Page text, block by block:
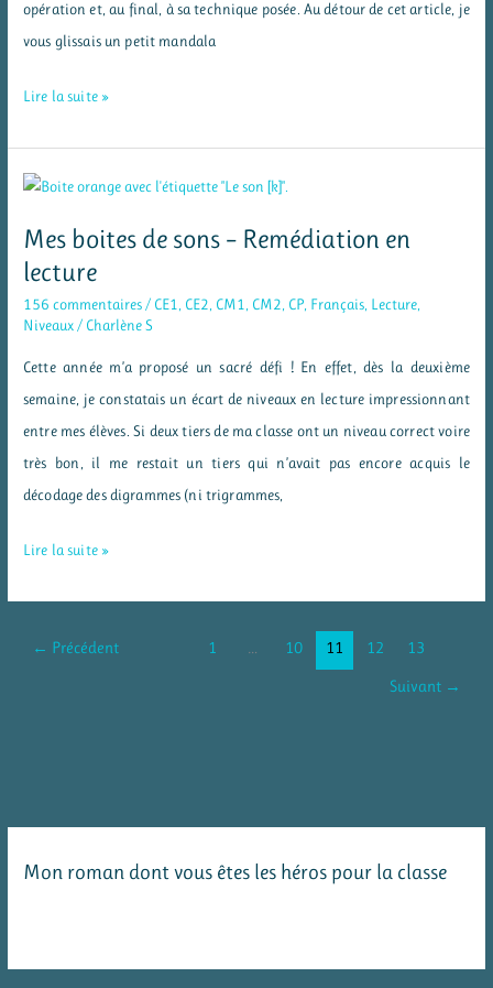
opération et, au final, à sa technique posée. Au détour de cet article, je
vous glissais un petit mandala
Mes
tables
multiplication
Lire la suite »
Mes boites de sons – Remédiation en
lecture
156 commentaires/ CE1, CE2, CM1, CM2, CP, Français, Lecture,
Niveaux/ Charlène S
Cette année m’a proposé un sacré défi ! En effet, dès la deuxième
semaine, je constatais un écart de niveaux en lecture impressionnant
entre mes élèves. Si deux tiers de ma classe ont un niveau correct voire
très bon, il me restait un tiers qui n’avait pas encore acquis le
décodage des digrammes (ni trigrammes,
Mes
sons
Lire la suite »
← Précédent 1 … 10 11 12 13
Suivant →
Mon roman dont vous êtes les héros pour la classe